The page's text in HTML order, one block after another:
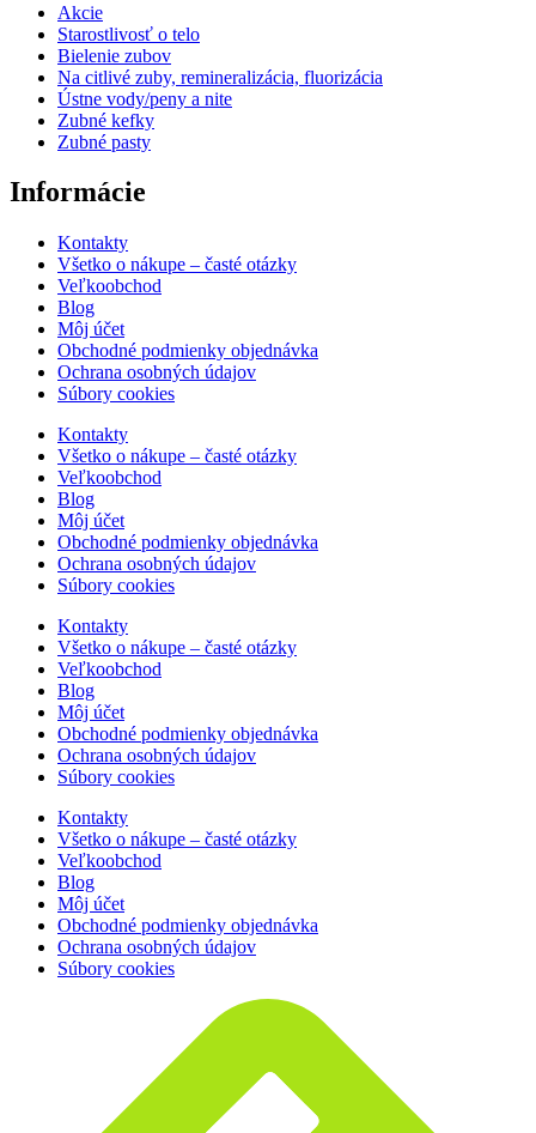
Akcie
Starostlivosť o telo
Bielenie zubov
Na citlivé zuby, remineralizácia, fluorizácia
Ústne vody/peny a nite
Zubné kefky
Zubné pasty
Informácie
Kontakty
Všetko o nákupe – časté otázky
Veľkoobchod
Blog
Môj účet
Obchodné podmienky objednávka
Ochrana osobných údajov
Súbory cookies
Kontakty
Všetko o nákupe – časté otázky
Veľkoobchod
Blog
Môj účet
Obchodné podmienky objednávka
Ochrana osobných údajov
Súbory cookies
Kontakty
Všetko o nákupe – časté otázky
Veľkoobchod
Blog
Môj účet
Obchodné podmienky objednávka
Ochrana osobných údajov
Súbory cookies
Kontakty
Všetko o nákupe – časté otázky
Veľkoobchod
Blog
Môj účet
Obchodné podmienky objednávka
Ochrana osobných údajov
Súbory cookies